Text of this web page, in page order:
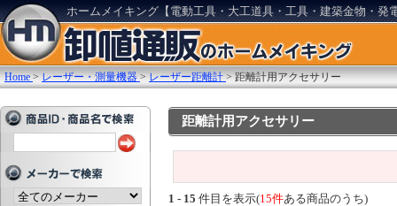
ホームメイキング【電動工具・大工道具・工具・建築金物・発
Home >レーザー・測量機器 >レーザー距離計 >距離計用アクセサリー
距離計用アクセサリー
1 - 15 件目を表示(15件ある商品のうち)